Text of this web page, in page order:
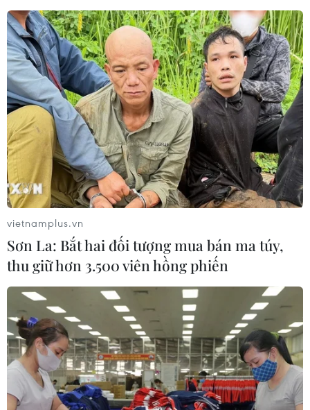
Tổng Biên tập: TRẦN TIẾN DUẨN
Phó Tổng Biên tập: NGUYỄN THỊ TÁM, KHÚC THANH
THỦY
Sở hữu trí tuệ
Quy định sử dụng
RSS
Hỗ trợ
Ngôn ngữ
TTXVN
Dịch vụ tin
Quảng cáo
Liên hệ
Giấy phép số: 1374/GP-BTTTT do Bộ Thông tin và Truyền thông
cấp ngày 11/9/2008.
Quảng cáo: Phó TBT Nguyễn Thị Tám: 093.5958688, Email:
tamvna@gmail.com
Điện thoại: (024) 39411349 - (024) 39411348, Fax: (024)
39411348
Email:vietnamplus2008@gmail.com
© Bản quyền thuộc về VietnamPlus, TTXVN. Cấm sao chép dưới
vietnamplus.vn
Sơn La: Bắt hai đối tượng mua bán ma túy,
thu giữ hơn 3.500 viên hồng phiến